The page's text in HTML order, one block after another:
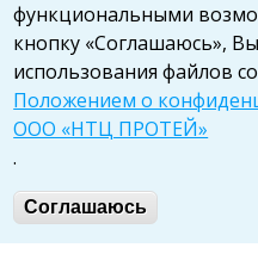
функциональными
кнопку «Соглашаюсь»,
использования файлов
Положением о
ООО «НТЦ ПРОТЕЙ»
.
Соглашаюсь